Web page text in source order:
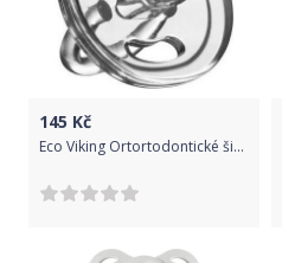
145 Kč
Eco Viking Ortortodontické šidítko EcoViking